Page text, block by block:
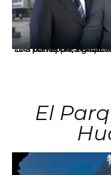
Los principales grupos empresariales del país mantienen
El